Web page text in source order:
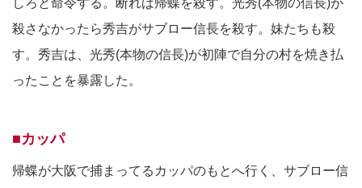
殺さなかったら秀吉がサブロー信長を殺す。妹たちも殺
す。秀吉は、光秀(本物の信長)が初陣で自分の村を焼き払
ったことを暴露した。
■カッパ
帰蝶が大阪で捕まってるカッパのもとへ行く、サブロー信